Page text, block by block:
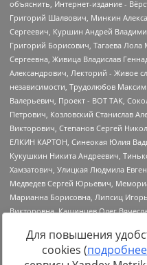
Для повышения
cookies (подробнее